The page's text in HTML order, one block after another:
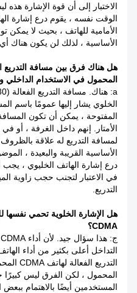
الاختبار إلى أن قوة الإشارة
الوقت نفسه ، يقوم درع إشارة
الأمامية للهاتف ، بحيث لا يمكن
الأساسية ، لذلك لن يكون هناك
هل هناك فرق بين مسافة التدريع
المحمول في الاستخدام الداخلي
الخلوي يشار إليها عمومًا باسم
المفتوحة ، يمكن أن تكون
الأمتار. إنهم داخل الغرفة ، أو في
لمسافة التدريع له علاقة
الأساسية القريبة والبعيدة ،
درع إشارة الهاتف الخليوي ، يجب
في الاعتبار لتجنب حجب زاوية
التدريع.
CDMA؟
المستخدمين أيضًا بالاهتمام